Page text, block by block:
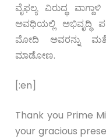
ವೈಫಲ್ಯ ವಿರುದ್ಧ
ಅವಧಿಯಲ್ಲಿ ಅಭಿವೃದ್ಧಿ
ಮೋದಿ ಅವರನ್ನು
ಮಾಡೋಣ.
[:en]
Thank you Prime
your gracious